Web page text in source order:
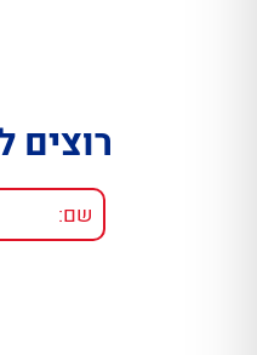
רוצים